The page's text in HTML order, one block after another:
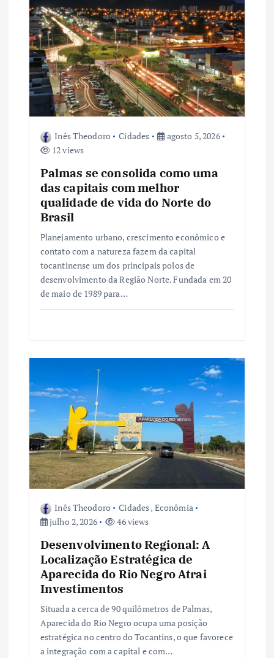
P
o
s
t
Inês Theodoro Cidades
agosto 5, 2026
12 views
Palmas se consolida como uma
das capitais com melhor
qualidade de vida do Norte do
Brasil
Planejamento urbano, crescimento econômico e
contato com a natureza fazem da capital
tocantinense um dos principais polos de
desenvolvimento da Região Norte. Fundada em 20
de maio de 1989 para…
Inês Theodoro Cidades, Econômia
julho 2, 2026
46 views
Desenvolvimento Regional: A
Localização Estratégica de
Aparecida do Rio Negro Atrai
Investimentos
Situada a cerca de 90 quilômetros de Palmas,
Aparecida do Rio Negro ocupa uma posição
estratégica no centro do Tocantins, o que favorece
a integração com a capital e com…